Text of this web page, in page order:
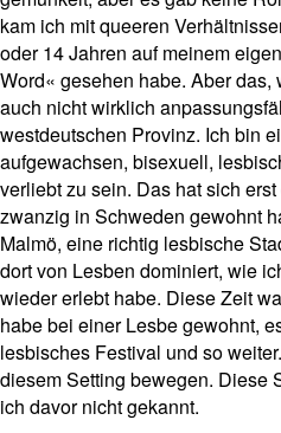
kam ich mit queeren
oder 14 Jahren auf meinem
Word« gesehen habe. Aber
auch nicht wirklich
westdeutschen Provinz. Ich bin
aufgewachsen, bisexuell,
verliebt zu sein. Das hat sich
zwanzig in Schweden gewohnt
Malmö, eine richtig lesbische
dort von Lesben dominiert, wie
wieder erlebt habe. Diese Zeit
habe bei einer Lesbe gewohnt,
lesbisches Festival und so
diesem Setting bewegen. Diese
ich davor nicht gekannt.